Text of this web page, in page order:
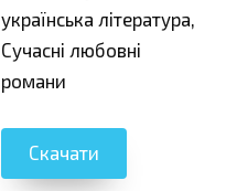
українська література,
Сучасні любовні
романи
Скачати